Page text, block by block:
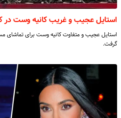
استایل عجیب و غریب کانیه وست در
گرفت.